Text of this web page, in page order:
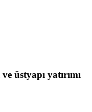
üstyapı yatırımı